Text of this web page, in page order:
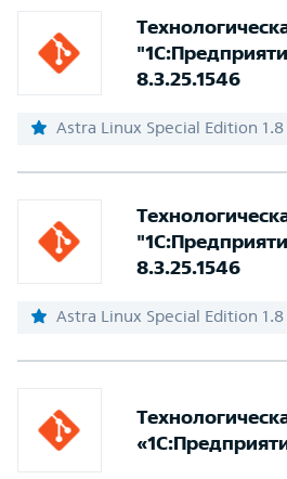
8.3.25.1546
Astra Linux Special Edition 1.8
8.3.25.1546
Astra Linux Special Edition 1.8